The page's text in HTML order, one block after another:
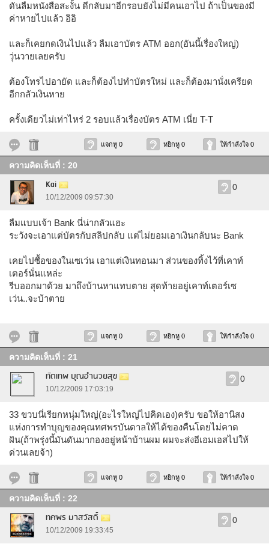
ดันลืมหนังสือสะงั้น ดีกลับมาอีกรอบยังไม่มีคนเอาไป ถ้าเป็นของมี
ค่าหายไปแล้ว อิอิ
และก็เคยกดเงินไปแล้ว ลืมเอาบัตร ATM ออก(อันนี้เรื่องใหญ่)
วุ่นวายเลยครับ
ต้องโทรไปอายัด และก็ต้องไปทำบัตรใหม่ และก็ต้องมานั่งเครียด
อีกกลัวเงินหาย
ครั้งเดียวไม่เท่าไหร่ 2 รอบแล้วเรื่องบัตร ATM เนี่ย T-T
แจกหู 0 หยิกหู 0 ให้กำลังใจ 0
ความคิดเห็นที่ : 20
Kai
10/12/2009 09:57:30
0
ลืมแบบเจ้า Bank นี่น่ากลัวแฮะ
ระวังจะเอาแต่บัตรกับสลิปกลับ แต่ไม่ยอมเอาเงินกลับนะ Bank
เคยไปซื้อของในเซเว่น เอาแต่เงินทอนมา ส่วนของทิ้งไว้ที่เคาท์
เตอร์นั่นแหล่ะ
รีบออกมาด้วย มาถึงบ้านหาแทบตาย สุดท้ายอยู่เคาท์เตอร์เซ
เว่น..จะบ้าตาย
แจกหู 0 หยิกหู 0 ให้กำลังใจ 0
ความคิดเห็นที่ : 21
ทัตเทพ บุณอำนวยสุข
10/12/2009 17:03:19
0
33 ขวบนี่เรียกหนุ่มใหญ่(อะไรใหญ่ไปคิดเอง)ครับ ขอให้อานิสง
แห่งการทำบุญของคุณทศพรบันดาลให้ได้ของคืนโดยไม่คาด
ฝัน(ถ้าพรุ่งนี้มันดันมากองอยู่หน้าบ้านผม ผมจะส่งอีเอมเอสไปให้
ด่วนเลยจ้า)
แจกหู 0 หยิกหู 0 ให้กำลังใจ 0
ความคิดเห็นที่ : 22
ทศพร มาสวัสดิ์
10/12/2009 19:33:45
0